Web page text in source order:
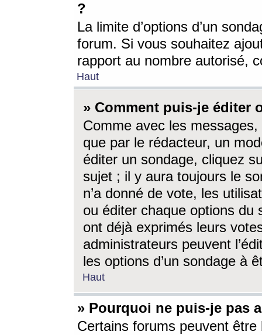
?
La limite d’options d’un
forum. Si vous souhaitez
rapport au nombre autorisé,
Haut
» Comment puis-je éditer
Comme avec les
que par le rédacteur, un
éditer un sondage, cliquez
sujet ; il y aura toujours le
n’a donné de vote, les
ou éditer chaque options du
ont déjà exprimés leurs
administrateurs peuvent
les options d’un sondage à
Haut
» Pourquoi ne puis-je pas
Certains forums peuvent être